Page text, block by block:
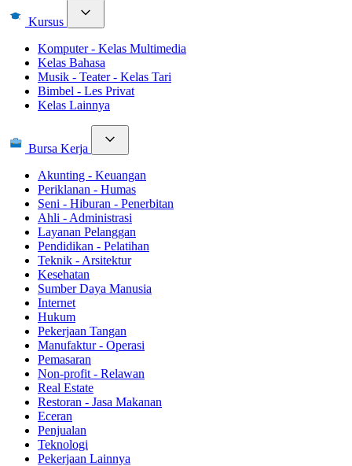
Kursus
Komputer - Kelas Multimedia
Kelas Bahasa
Musik - Teater - Kelas Tari
Bimbel - Les Privat
Kelas Lainnya
Bursa Kerja
Akunting - Keuangan
Periklanan - Humas
Seni - Hiburan - Penerbitan
Ahli - Administrasi
Layanan Pelanggan
Pendidikan - Pelatihan
Teknik - Arsitektur
Kesehatan
Sumber Daya Manusia
Internet
Hukum
Pekerjaan Tangan
Manufaktur - Operasi
Pemasaran
Non-profit - Relawan
Real Estate
Restoran - Jasa Makanan
Eceran
Penjualan
Teknologi
Pekerjaan Lainnya